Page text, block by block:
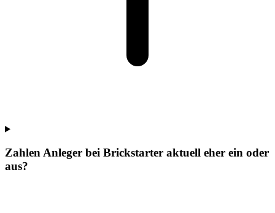
Zahlen Anleger bei Brickstarter aktuell eher ein oder
aus?